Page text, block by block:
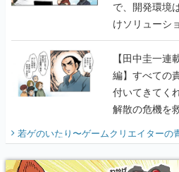
で、開発環境
けソリューシ
に行って、よ
【田中圭一
編】すべての
付いてきてく
解散の危機を
開く。業界の
『少年ジャン
り】
若ゲのいたり〜ゲームクリエイターの